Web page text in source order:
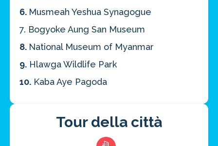
6. Musmeah Yeshua Synagogue
7. Bogyoke Aung San Museum
8. National Museum of Myanmar
9. Hlawga Wildlife Park
10. Kaba Aye Pagoda
Tour della città